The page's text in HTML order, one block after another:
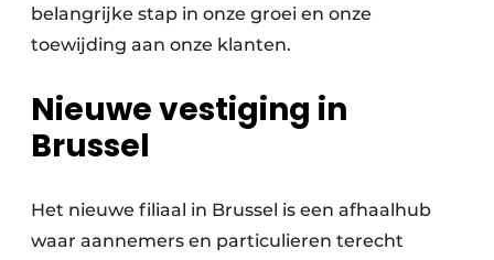
belangrijke stap in onze groei en onze
toewijding aan onze klanten.
Nieuwe vestiging in
Brussel
Het nieuwe filiaal in Brussel is een afhaalhub
waar aannemers en particulieren terecht